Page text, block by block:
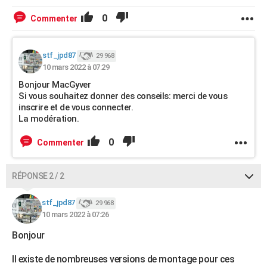
Commenter 0
stf_jpd87 29 968
10 mars 2022 à 07:29
Bonjour MacGyver
Si vous souhaitez donner des conseils: merci de vous
inscrire et de vous connecter.
La modération.
Commenter 0
RÉPONSE 2 / 2
stf_jpd87 29 968
10 mars 2022 à 07:26
Bonjour
Il existe de nombreuses versions de montage pour ces